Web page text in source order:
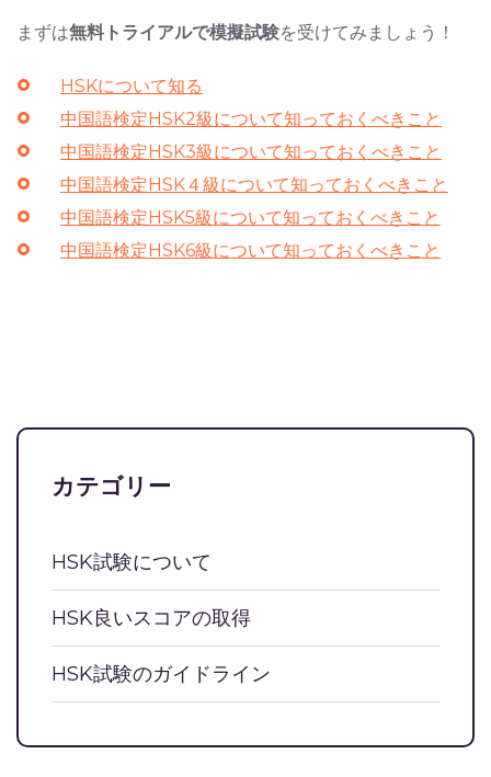
まずは無料トライアルで模擬試験を受けてみましょう！
HSKについて知る
中国語検定HSK2級について知っておくべきこと
中国語検定HSK3級について知っておくべきこと
中国語検定HSK４級について知っておくべきこと
中国語検定HSK5級について知っておくべきこと
中国語検定HSK6級について知っておくべきこと
カテゴリー
HSK試験について
HSK良いスコアの取得
HSK試験のガイドライン